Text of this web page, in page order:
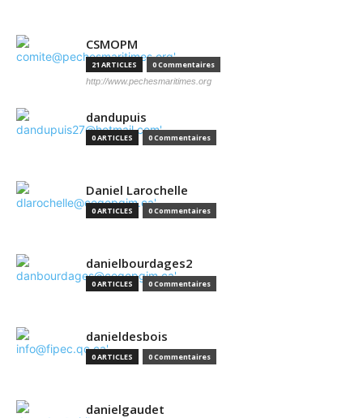
CSMOPM
21 ARTICLES 0 Commentaires
http://www.pechesmaritimes.org
dandupuis
0 ARTICLES 0 Commentaires
Daniel Larochelle
0 ARTICLES 0 Commentaires
danielbourdages2
0 ARTICLES 0 Commentaires
danieldesbois
0 ARTICLES 0 Commentaires
danielgaudet